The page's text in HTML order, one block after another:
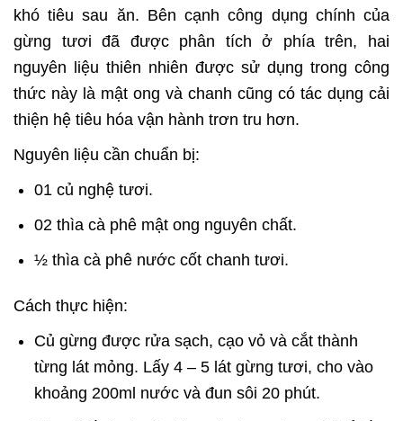
khó tiêu sau ăn. Bên cạnh công dụng chính của
gừng tươi đã được phân tích ở phía trên, hai
nguyên liệu thiên nhiên được sử dụng trong công
thức này là mật ong và chanh cũng có tác dụng cải
thiện hệ tiêu hóa vận hành trơn tru hơn.
Nguyên liệu cần chuẩn bị:
01 củ nghệ tươi.
02 thìa cà phê mật ong nguyên chất.
½ thìa cà phê nước cốt chanh tươi.
Cách thực hiện:
Củ gừng được rửa sạch, cạo vỏ và cắt thành
từng lát mỏng. Lấy 4 – 5 lát gừng tươi, cho vào
khoảng 200ml nước và đun sôi 20 phút.